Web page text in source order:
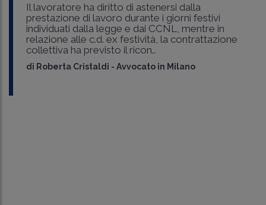
Il lavoratore ha diritto di astenersi dalla
prestazione di lavoro durante i giorni festivi
individuati dalla legge e dai CCNL, mentre in
relazione alle c.d. ex festività, la contrattazione
collettiva ha previsto il ricon..
di Roberta Cristaldi - Avvocato in Milano